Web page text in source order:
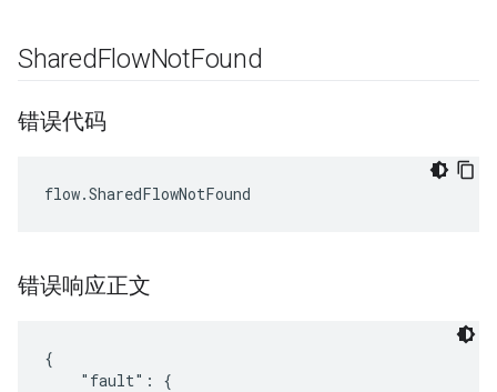
SharedFlowNotFound
错误代码
错误响应正文
{
    "fault": {